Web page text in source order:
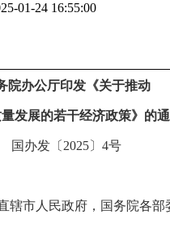
01-24 16:55:00
院办公厅印发《关于推动
发展的若干经济政策》的
国办发〔2025〕4号
辖市人民政府，国务院各部